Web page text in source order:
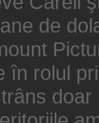
de
în rolul